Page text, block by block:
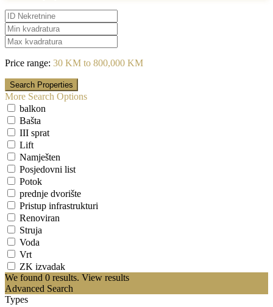
Price range: 30 KM to 800,000 KM
More Search Options
balkon
Bašta
III sprat
Lift
Namješten
Posjedovni list
Potok
prednje dvorište
Pristup infrastrukturi
Renoviran
Struja
Voda
Vrt
ZK izvadak
We found 0 results. View results
Advanced Search
Types